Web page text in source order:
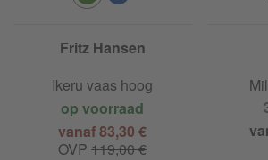
Fritz Hansen
Ikeru vaas hoog
op voorraad
vanaf 83,30 €
OVP119,00 €